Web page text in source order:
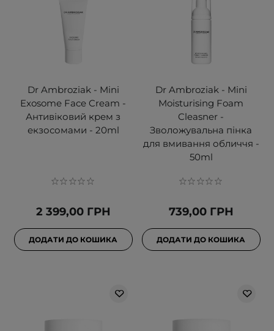
Dr Ambroziak - Mini
Exosome Face Cream -
Антивіковий крем з
екзосомами - 20ml
2 399,00 ГРН
ДОДАТИ ДО КОШИКА
Dr Ambroziak - Mini
Moisturising Foam
Cleasner -
Зволожувальна пінка
для вмивання обличчя -
50ml
739,00 ГРН
ДОДАТИ ДО КОШИКА